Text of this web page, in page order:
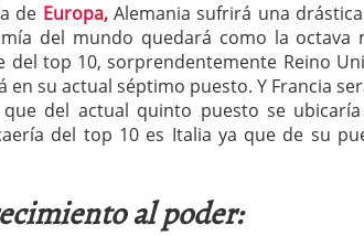
de Europa,Alemania sufrirá una
del mundo quedará como la octava
del top 10, sorprendentemente Reino
su actual séptimo puesto. Y Francia
del actual quinto puesto se
del top 10 es Italia ya que de su
al poder: